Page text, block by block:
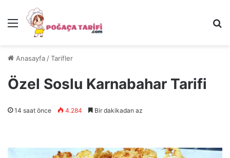
Menü
Anasayfa /Tarifler
Özel Soslu Karnabahar Tarifi
14 saat önce 4.284 Bir dakikadan az